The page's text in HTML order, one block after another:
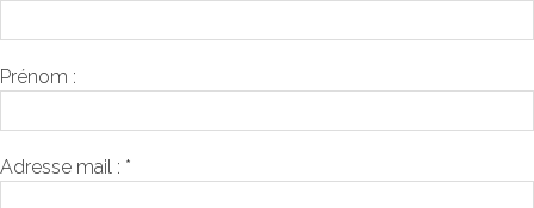
Prénom :
Adresse mail : *